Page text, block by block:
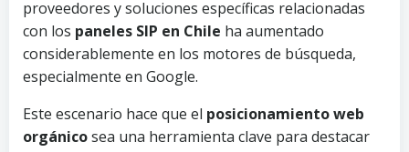
proveedores y soluciones específicas relacionadas
con los paneles SIP en Chile ha aumentado
considerablemente en los motores de búsqueda,
especialmente en Google.
Este escenario hace que el posicionamiento web
orgánicosea una herramienta clave para destacar